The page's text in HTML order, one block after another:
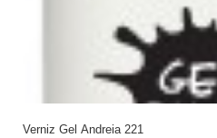
Verniz Gel Andreia 221